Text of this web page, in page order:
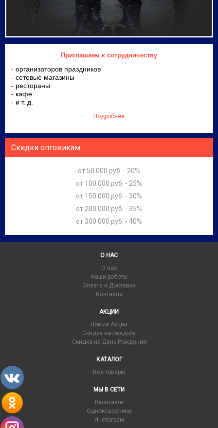
Приглашаем к сотрудничеству
- организаторов праздников
- сетевые магазины
- рестораны
- кафе
- и т. д.
Подробнее
Скидки оптовикам
от 50 000 руб. - 20%
от 100 000 руб. - 25%
от 150 000 руб. - 30%
от 200 000 руб. - 35%
от 300 000 руб. - 40%
О НАС
О нас
Наши работы
Оплата и Доставка
Контакты
АКЦИИ
Новые Акции
Скидка на свадьбу
Скидка на День Рождения
КАТАЛОГ
Все товары
МЫ В СЕТИ
Вконтакте
Одноклассники
Инстаграм